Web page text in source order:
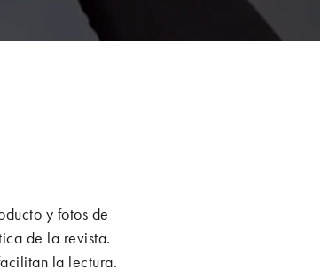
y fotos de
de la revista.
la lectura.